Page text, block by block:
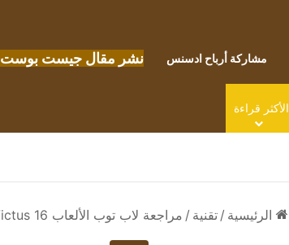
مشاركة أرباح ادسنس نشر مقال جيست بوست
الأكثر قراءة
الرئيسية / تقنية / مراجعة لاب توب الألعاب HP Victus 16